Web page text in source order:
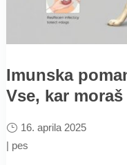
Imunska
Vse, kar
16. aprila 2025
| pes